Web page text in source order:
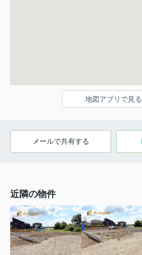
地図アプリで見る
メールで共有する
近隣の物件